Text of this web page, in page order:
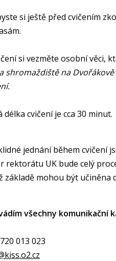
si ještě před cvičením
si vezměte osobní věci,
shromaždiště na
délka cvičení je cca 30 minut.
jednání během cvičení
rektorátu UK bude celý
základě mohou být učiněna
všechny komunikační
013 023